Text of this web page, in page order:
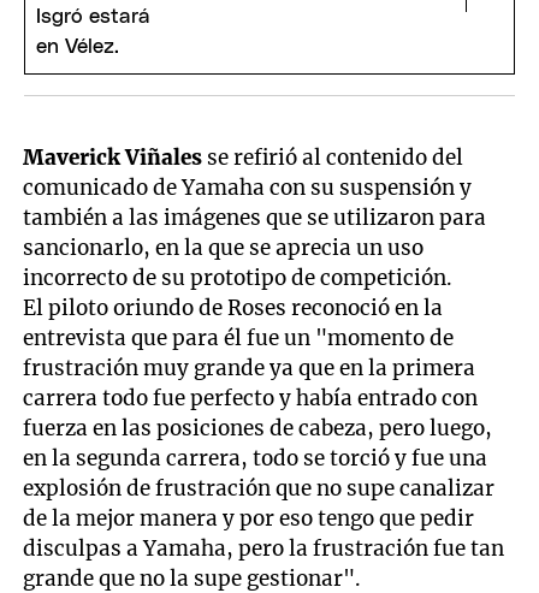
Maverick Viñales se refirió al contenido del
comunicado de Yamaha con su suspensión y
también a las imágenes que se utilizaron para
sancionarlo, en la que se aprecia un uso
incorrecto de su prototipo de competición.
El piloto oriundo de Roses reconoció en la
entrevista que para él fue un "momento de
frustración muy grande ya que en la primera
carrera todo fue perfecto y había entrado con
fuerza en las posiciones de cabeza, pero luego,
en la segunda carrera, todo se torció y fue una
explosión de frustración que no supe canalizar
de la mejor manera y por eso tengo que pedir
disculpas a Yamaha, pero la frustración fue tan
grande que no la supe gestionar".